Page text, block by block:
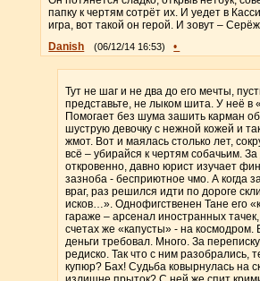
папку к чертям сотрёт их. И уедет в
игра, вот такой он герой. И зовут –
Danish
(06/12/14 16:53) •
Тут не шаг и не два до его мечты,
представьте, не лыком шита. У неё в
Помогает без шума зашить карман
шуструю девочку с нежной кожей и
жмот. Вот и маялась столько лет,
всё – убирайся к чертям собачьим.
откровенно, давно юрист изучает
зазноба - бесприютное чмо. А когда
враг, раз решился идти по дороге
исков…». Однофигственен Тане его
гараже – арсенал иностранных
счетах же «капусты» - на
деньги требовал. Много. За
редиско. Так что с ним разобрались,
купюр? Бах! Судьба ковырнулась на